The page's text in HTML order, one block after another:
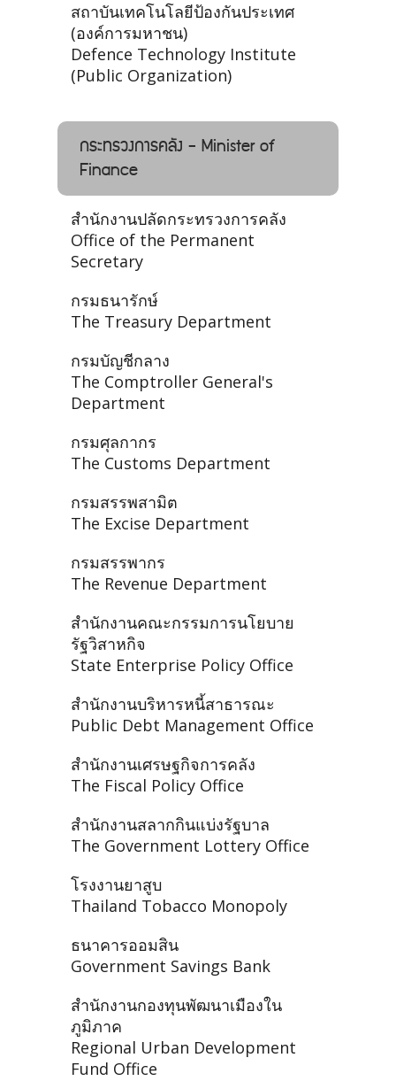
สถาบันเทคโนโลยีป้องกันประเทศ
(องค์การมหาชน)
Defence Technology Institute
(Public Organization)
กระทรวงการคลัง - Minister of
Finance
สำนักงานปลัดกระทรวงการคลัง
Office of the Permanent
Secretary
กรมธนารักษ์
The Treasury Department
กรมบัญชีกลาง
The Comptroller General's
Department
กรมศุลกากร
The Customs Department
กรมสรรพสามิต
The Excise Department
กรมสรรพากร
The Revenue Department
สำนักงานคณะกรรมการนโยบาย
รัฐวิสาหกิจ
State Enterprise Policy Office
สำนักงานบริหารหนี้สาธารณะ
Public Debt Management Office
สำนักงานเศรษฐกิจการคลัง
The Fiscal Policy Office
สำนักงานสลากกินแบ่งรัฐบาล
The Government Lottery Office
โรงงานยาสูบ
Thailand Tobacco Monopoly
ธนาคารออมสิน
Government Savings Bank
สำนักงานกองทุนพัฒนาเมืองใน
ภูมิภาค
Regional Urban Development
Fund Office